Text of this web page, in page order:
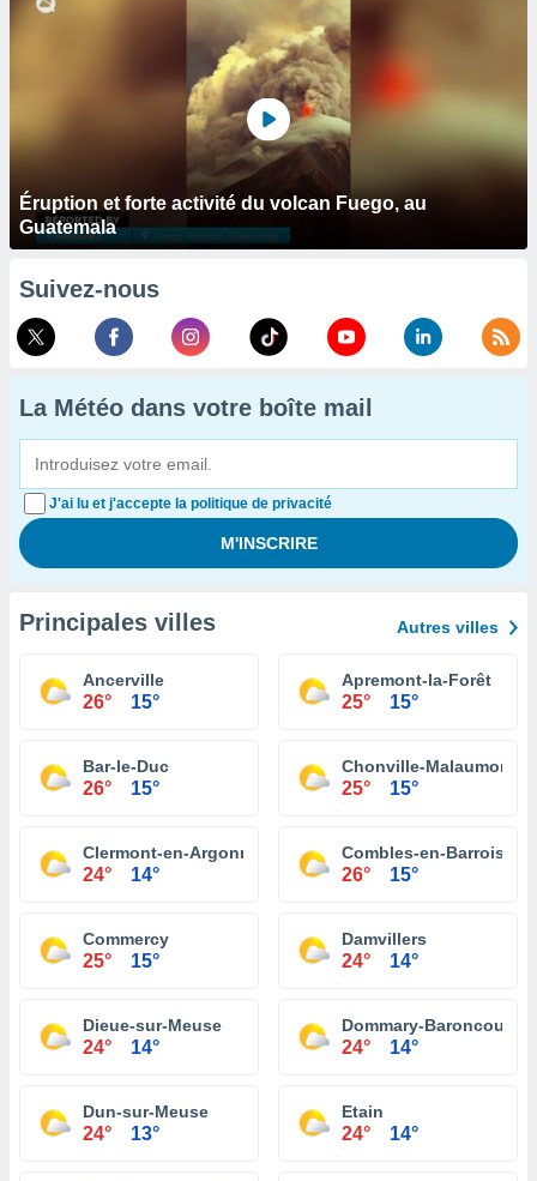
Éruption et forte activité du volcan Fuego, au
Guatemala
Suivez-nous
La Météo dans votre boîte mail
J'ai lu et j'accepte la politique de privacité
Principales villes Autres villes
Ancerville
26° 15°
Apremont-la-Forêt
25° 15°
Bar-le-Duc
26° 15°
Chonville-Malaumont
25° 15°
Clermont-en-Argonne
24° 14°
Combles-en-Barrois
26° 15°
Commercy
25° 15°
Damvillers
24° 14°
Dieue-sur-Meuse
24° 14°
Dommary-Baroncourt
24° 14°
Dun-sur-Meuse
24° 13°
Etain
24° 14°